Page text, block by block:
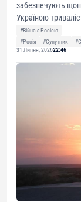
забезпечують
Україною
#Війна з Росією
#Росія
#Супутник
31 Липня, 202622:46